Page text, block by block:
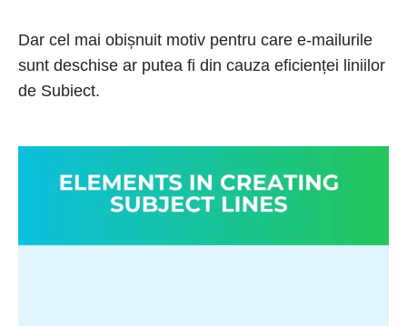
Dar cel mai obișnuit motiv pentru care e-mailurile
sunt deschise ar putea fi din cauza eficienței liniilor
de Subiect.